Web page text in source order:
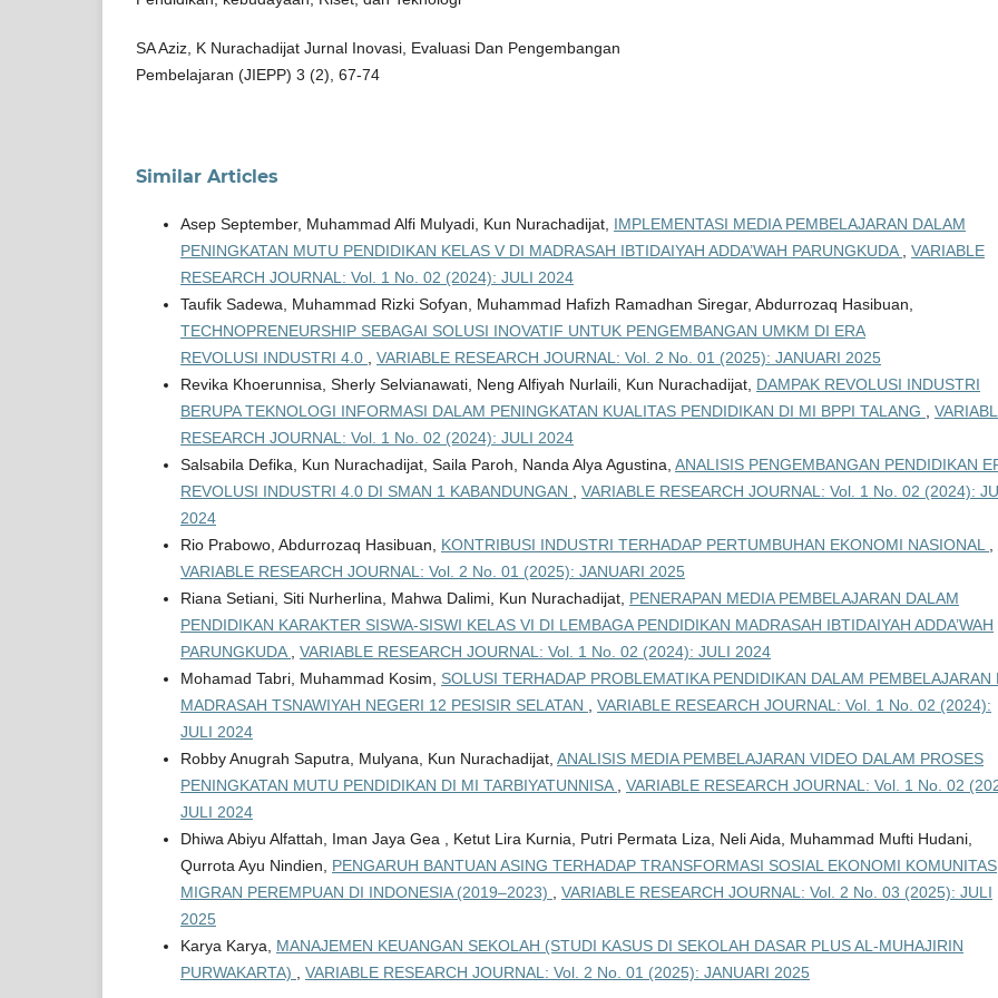
SA Aziz, K Nurachadijat Jurnal Inovasi, Evaluasi Dan Pengembangan
Pembelajaran (JIEPP) 3 (2), 67-74
Similar Articles
Asep September, Muhammad Alfi Mulyadi, Kun Nurachadijat, IMPLEMENTASI MEDIA PEMBELAJARAN DALAM
PENINGKATAN MUTU PENDIDIKAN KELAS V DI MADRASAH IBTIDAIYAH ADDA’WAH PARUNGKUDA , VARIABLE
RESEARCH JOURNAL: Vol. 1 No. 02 (2024): JULI 2024
Taufik Sadewa, Muhammad Rizki Sofyan, Muhammad Hafizh Ramadhan Siregar, Abdurrozaq Hasibuan,
TECHNOPRENEURSHIP SEBAGAI SOLUSI INOVATIF UNTUK PENGEMBANGAN UMKM DI ERA
REVOLUSI INDUSTRI 4.0 , VARIABLE RESEARCH JOURNAL: Vol. 2 No. 01 (2025): JANUARI 2025
Revika Khoerunnisa, Sherly Selvianawati, Neng Alfiyah Nurlaili, Kun Nurachadijat, DAMPAK REVOLUSI INDUSTRI
BERUPA TEKNOLOGI INFORMASI DALAM PENINGKATAN KUALITAS PENDIDIKAN DI MI BPPI TALANG ,
RESEARCH JOURNAL: Vol. 1 No. 02 (2024): JULI 2024
Salsabila Defika, Kun Nurachadijat, Saila Paroh, Nanda Alya Agustina, ANALISIS PENGEMBANGAN PENDIDIKAN
REVOLUSI INDUSTRI 4.0 DI SMAN 1 KABANDUNGAN , VARIABLE RESEARCH JOURNAL: Vol. 1 No. 02 (2024):
2024
Rio Prabowo, Abdurrozaq Hasibuan, KONTRIBUSI INDUSTRI TERHADAP PERTUMBUHAN EKONOMI NASIONAL ,
VARIABLE RESEARCH JOURNAL: Vol. 2 No. 01 (2025): JANUARI 2025
Riana Setiani, Siti Nurherlina, Mahwa Dalimi, Kun Nurachadijat, PENERAPAN MEDIA PEMBELAJARAN DALAM
PENDIDIKAN KARAKTER SISWA-SISWI KELAS VI DI LEMBAGA PENDIDIKAN MADRASAH IBTIDAIYAH ADDA’WAH
PARUNGKUDA , VARIABLE RESEARCH JOURNAL: Vol. 1 No. 02 (2024): JULI 2024
Mohamad Tabri, Muhammad Kosim, SOLUSI TERHADAP PROBLEMATIKA PENDIDIKAN DALAM PEMBELAJARAN
MADRASAH TSNAWIYAH NEGERI 12 PESISIR SELATAN , VARIABLE RESEARCH JOURNAL: Vol. 1 No. 02 (2024):
JULI 2024
Robby Anugrah Saputra, Mulyana, Kun Nurachadijat, ANALISIS MEDIA PEMBELAJARAN VIDEO DALAM PROSES
PENINGKATAN MUTU PENDIDIKAN DI MI TARBIYATUNNISA , VARIABLE RESEARCH JOURNAL: Vol. 1 No. 02
JULI 2024
Dhiwa Abiyu Alfattah, Iman Jaya Gea , Ketut Lira Kurnia, Putri Permata Liza, Neli Aida, Muhammad Mufti Hudani,
Qurrota Ayu Nindien, PENGARUH BANTUAN ASING TERHADAP TRANSFORMASI SOSIAL EKONOMI KOMUNITAS
MIGRAN PEREMPUAN DI INDONESIA (2019–2023) , VARIABLE RESEARCH JOURNAL: Vol. 2 No. 03 (2025): JULI
2025
Karya Karya, MANAJEMEN KEUANGAN SEKOLAH (STUDI KASUS DI SEKOLAH DASAR PLUS AL-MUHAJIRIN
PURWAKARTA) , VARIABLE RESEARCH JOURNAL: Vol. 2 No. 01 (2025): JANUARI 2025